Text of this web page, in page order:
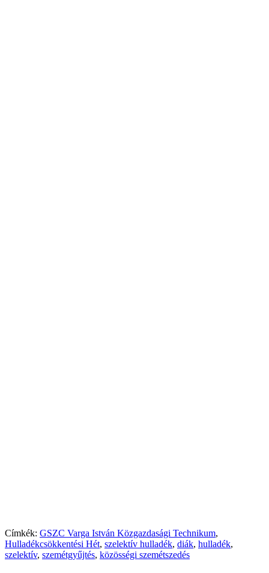
Címkék: GSZC Varga István Közgazdasági Technikum,
Hulladékcsökkentési Hét, szelektív hulladék, diák, hulladék,
szelektív, szemétgyűjtés, közösségi szemétszedés